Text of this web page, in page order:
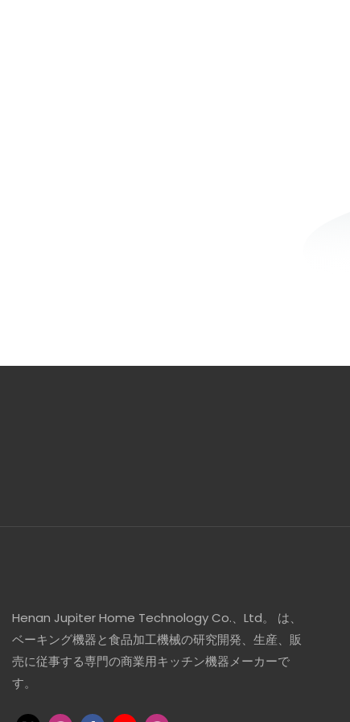
Henan Jupiter Home Technology Co.、Ltd。 は、
ベーキング機器と食品加工機械の研究開発、生産、販
売に従事する専門の商業用キッチン機器メーカーで
す。